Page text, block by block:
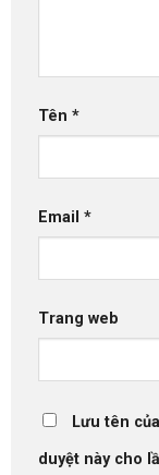
Tên *
Email *
Trang web
Lưu tên
duyệt này cho